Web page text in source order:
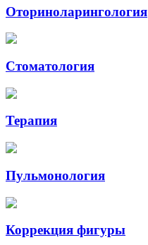
Оториноларингология
Стоматология
Терапия
Пульмонология
Коррекция фигуры